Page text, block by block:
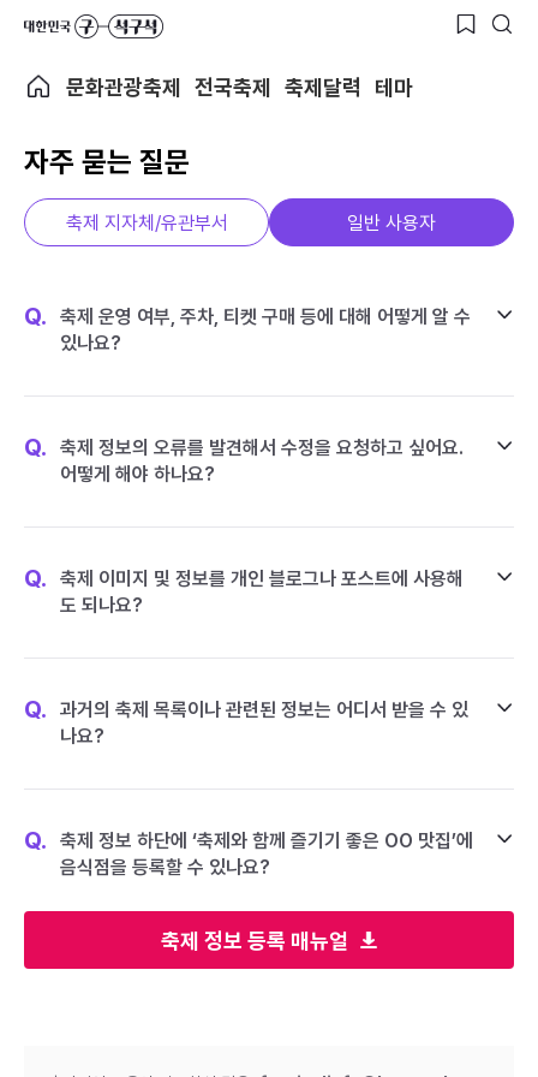
문화관광축제 전국축제 축제달력 테마
자주 묻는 질문
축제 정보 등록 매뉴얼
축제 지자체/유관부서 일반 사용자
Q.
축제 운영 여부, 주차, 티켓 구매 등에 대해 어떻게 알 수
있나요?
Q.
축제 정보의 오류를 발견해서 수정을 요청하고 싶어요.
어떻게 해야 하나요?
Q.
축제 이미지 및 정보를 개인 블로그나 포스트에 사용해
도 되나요?
Q.
과거의 축제 목록이나 관련된 정보는 어디서 받을 수 있
나요?
Q.
축제 정보 하단에 ‘축제와 함께 즐기기 좋은 OO 맛집’에
음식점을 등록할 수 있나요?